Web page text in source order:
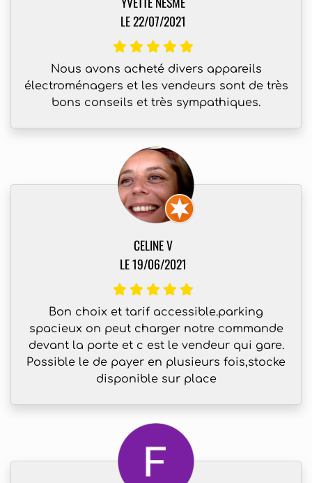
LE 22/07/2021
Nous avons acheté divers appareils
électroménagers et les vendeurs sont de très
bons conseils et très sympathiques.
CELINE V
LE 19/06/2021
Bon choix et tarif accessible.parking
spacieux on peut charger notre commande
devant la porte et c est le vendeur qui gare.
Possible le de payer en plusieurs fois,stocke
disponible sur place